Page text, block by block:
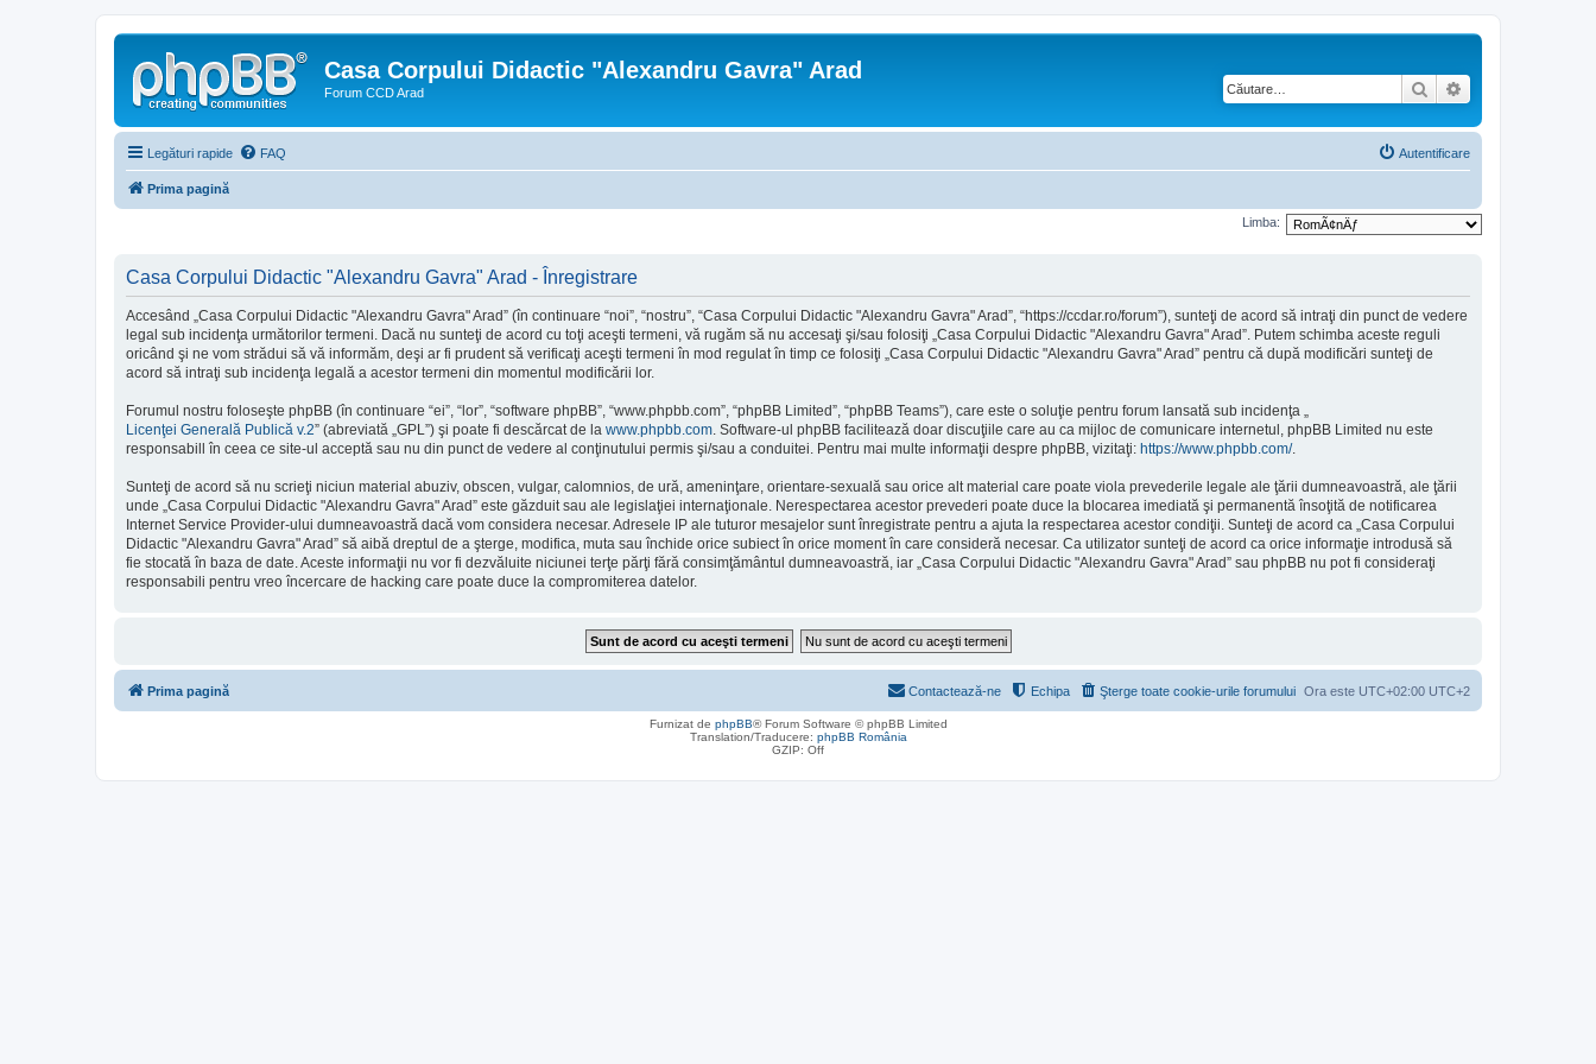
Casa Corpului Didactic "Alexandru Gavra" Arad
Forum CCD Arad Căutare
Legături rapide FAQ Autentificare
Prima pagină
Limba:
Casa Corpului Didactic "Alexandru Gavra" Arad - Înregistrare
Accesând „Casa Corpului Didactic "Alexandru Gavra" Arad” (în continuare “noi”, “nostru”, “Casa Corpului Didactic "Alexandru Gavra" Arad”, “https://ccdar.ro/forum”), sunteţi de acord să intraţi din punct de vedere
legal sub incidenţa următorilor termeni. Dacă nu sunteţi de acord cu toţi aceşti termeni, vă rugăm să nu accesaţi şi/sau folosiţi „Casa Corpului Didactic "Alexandru Gavra" Arad”. Putem schimba aceste reguli
oricând şi ne vom strădui să vă informăm, deşi ar fi prudent să verificaţi aceşti termeni în mod regulat în timp ce folosiţi „Casa Corpului Didactic "Alexandru Gavra" Arad” pentru că după modificări sunteţi de
acord să intraţi sub incidenţa legală a acestor termeni din momentul modificării lor.
Forumul nostru foloseşte phpBB (în continuare “ei”, “lor”, “software phpBB”, “www.phpbb.com”, “phpBB Limited”, “phpBB Teams”), care este o soluţie pentru forum lansată sub incidenţa „
Licenţei Generală Publică v.2” (abreviată „GPL”) şi poate fi descărcat de la www.phpbb.com. Software-ul phpBB facilitează doar discuţiile care au ca mijloc de comunicare internetul, phpBB Limited nu este
responsabill în ceea ce site-ul acceptă sau nu din punct de vedere al conţinutului permis şi/sau a conduitei. Pentru mai multe informaţii despre phpBB, vizitaţi: https://www.phpbb.com/.
Sunteţi de acord să nu scrieţi niciun material abuziv, obscen, vulgar, calomnios, de ură, ameninţare, orientare-sexuală sau orice alt material care poate viola prevederile legale ale ţării dumneavoastră, ale ţării
unde „Casa Corpului Didactic "Alexandru Gavra" Arad” este găzduit sau ale legislaţiei internaţionale. Nerespectarea acestor prevederi poate duce la blocarea imediată şi permanentă însoţită de notificarea
Internet Service Provider-ului dumneavoastră dacă vom considera necesar. Adresele IP ale tuturor mesajelor sunt înregistrate pentru a ajuta la respectarea acestor condiţii. Sunteţi de acord ca „Casa Corpului
Didactic "Alexandru Gavra" Arad” să aibă dreptul de a şterge, modifica, muta sau închide orice subiect în orice moment în care consideră necesar. Ca utilizator sunteţi de acord ca orice informaţie introdusă să
fie stocată în baza de date. Aceste informaţii nu vor fi dezvăluite niciunei terţe părţi fără consimţământul dumneavoastră, iar „Casa Corpului Didactic "Alexandru Gavra" Arad” sau phpBB nu pot fi consideraţi
responsabili pentru vreo încercare de hacking care poate duce la compromiterea datelor.
Prima pagină Ora este UTC+02:00 UTC+2
Şterge toate cookie-urile forumului
Echipa
Contactează-ne
Furnizat de phpBB® Forum Software © phpBB Limited
Translation/Traducere: phpBB România
GZIP: Off